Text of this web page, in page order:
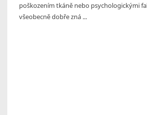
poškozením tkáně nebo psychologickými
všeobecně dobře zná ...